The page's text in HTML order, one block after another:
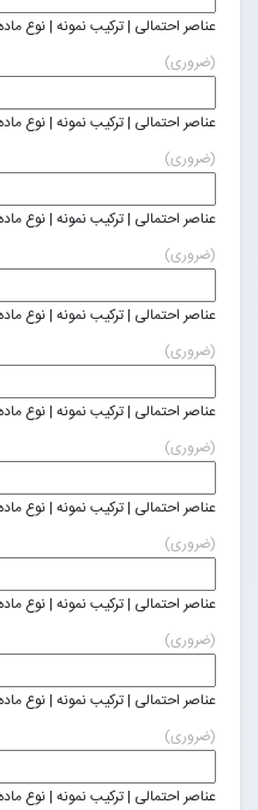
عناصر احتمالی | ترکیب نمونه | نوع ماده
(ضروری)
عناصر احتمالی | ترکیب نمونه | نوع ماده
(ضروری)
عناصر احتمالی | ترکیب نمونه | نوع ماده
(ضروری)
عناصر احتمالی | ترکیب نمونه | نوع ماده
(ضروری)
عناصر احتمالی | ترکیب نمونه | نوع ماده
(ضروری)
عناصر احتمالی | ترکیب نمونه | نوع ماده
(ضروری)
عناصر احتمالی | ترکیب نمونه | نوع
(ضروری)
عناصر احتمالی | ترکیب نمونه | نوع ماده
(ضروری)
عناصر احتمالی | ترکیب نمونه | نوع ماده